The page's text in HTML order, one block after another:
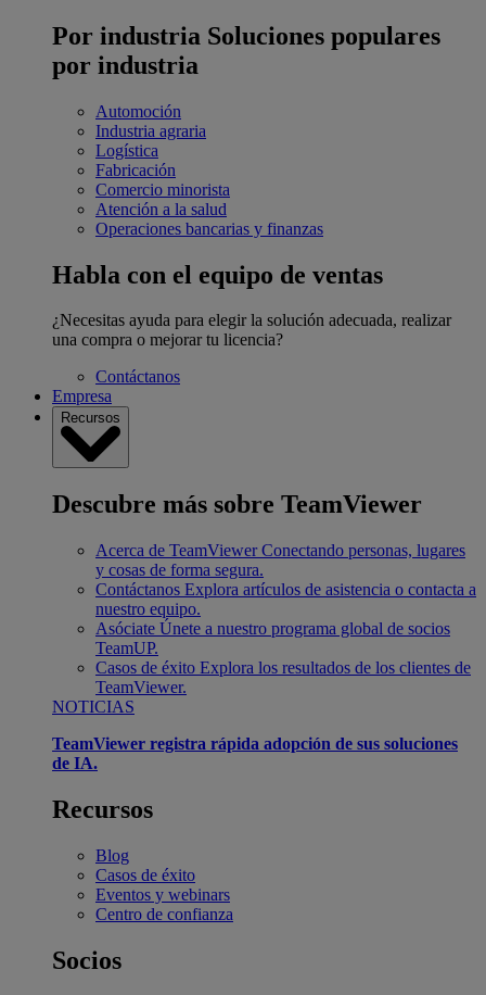
Por industria Soluciones populares
por industria
Automoción
Industria agraria
Logística
Fabricación
Comercio minorista
Atención a la salud
Operaciones bancarias y finanzas
Habla con el equipo de ventas
¿Necesitas ayuda para elegir la solución adecuada, realizar
una compra o mejorar tu licencia?
Contáctanos
Empresa
Recursos
Descubre más sobre TeamViewer
Acerca de TeamViewer Conectando personas, lugares
y cosas de forma segura.
Contáctanos Explora artículos de asistencia o contacta a
nuestro equipo.
Asóciate Únete a nuestro programa global de socios
TeamUP.
Casos de éxito Explora los resultados de los clientes de
TeamViewer.
NOTICIAS
TeamViewer registra rápida adopción de sus soluciones
de IA.
Recursos
Blog
Casos de éxito
Eventos y webinars
Centro de confianza
Socios